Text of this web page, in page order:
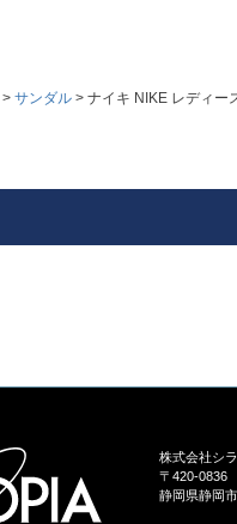
サンダル ナイキ NIKE レディー
株式会社シ
〒420-0836
静岡県静岡